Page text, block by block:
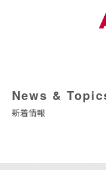
News &
新着情報